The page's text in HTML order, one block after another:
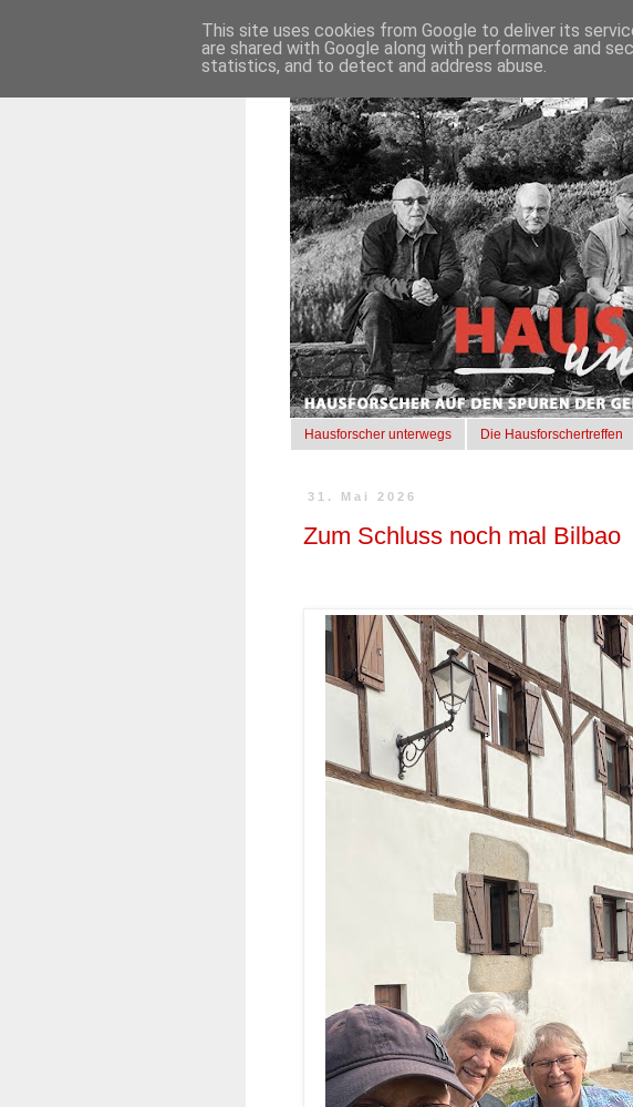
Hausforscher unterwegs Die Hausforschertreffen
31. Mai 2026
Zum Schluss noch mal Bilbao
This site uses cookies from Google to deliver its
are shared with Google along with performance and
statistics, and to detect and address abuse.